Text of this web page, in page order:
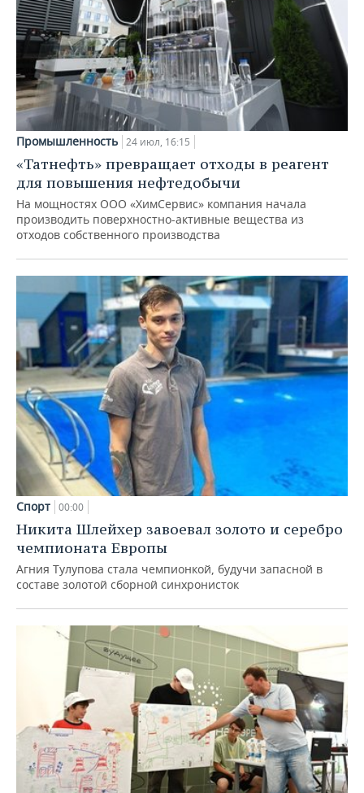
Промышленность 24 июл, 16:15
«Татнефть» превращает отходы в реагент
для повышения нефтедобычи
На мощностях ООО «ХимСервис» компания начала
производить поверхностно-активные вещества из
отходов собственного производства
Спорт 00:00
Никита Шлейхер завоевал золото и серебро
чемпионата Европы
Агния Тулупова стала чемпионкой, будучи запасной в
составе золотой сборной синхронисток